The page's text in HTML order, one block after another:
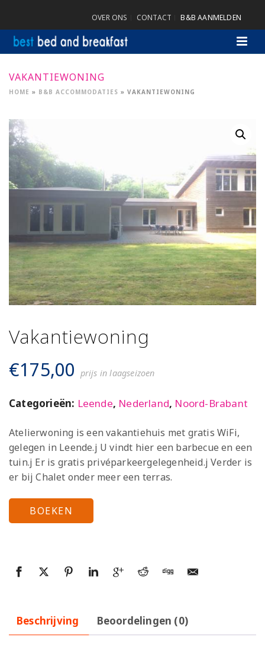
OVER ONS CONTACT B&B AANMELDEN
VAKANTIEWONING
HOME » B&B ACCOMMODATIES » VAKANTIEWONING
Vakantiewoning
€175,00 prijs in laagseizoen
Categorieën: Leende, Nederland, Noord-Brabant
Atelierwoning is een vakantiehuis met gratis WiFi,
gelegen in Leende.j U vindt hier een barbecue en een
tuin.j Er is gratis privéparkeergelegenheid.j Verder is
er bij Chalet onder meer een terras.
BOEKEN
Beschrijving Beoordelingen (0)